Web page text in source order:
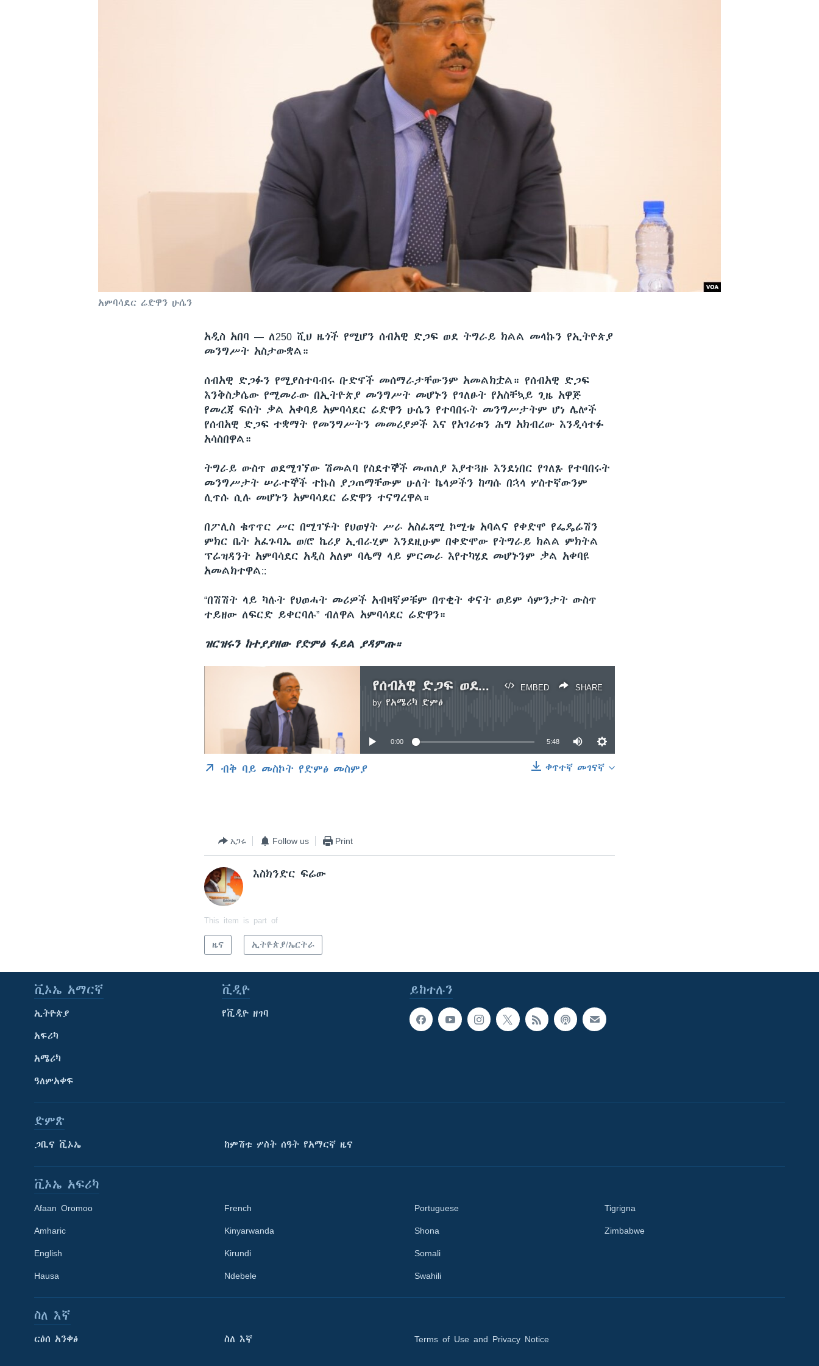
Learning English
ቋንቋዎች
አምባሳደር ሬድዋን ሁሴን
አዲስ አበባ — ለ250 ሺህ ዜጎች የሚሆን ሰብአዊ ድጋፍ ወደ ትግራይ ክልል መላኩን የኢትዮጵያ
መንግሥት አስታውቋል።
ሰብአዊ ድጋፉን የሚያስተባብሩ ቡድኖች መሰማራታቸውንም አመልክቷል። የሰብአዊ ድጋፍ
እንቅስቃሴው የሚመራው በኢትዮጵያ መንግሥት መሆኑን የገለፁት የአስቸኳይ ጊዜ አዋጅ
የመረጃ ፍሰት ቃል አቀባይ አምባሳደር ሬድዋን ሁሴን የተባበሩት መንግሥታትም ሆነ ሌሎች
የሰብአዊ ድጋፍ ተቋማት የመንግሥትን መመሪያዎች እና የአገሪቱን ሕግ አክብረው እንዲሳተፉ
አሳስበዋል።
ትግራይ ውስጥ ወደሚገኘው ሽመልባ የስደተኞች መጠለያ እያተጓዙ እንደነበር የገለጹ የተባበሩት
መንግሥታት ሠራተኞች ተኩስ ያጋጠማቸውም ሁለት ኬላዎችን ከጣሱ በኋላ ሦስተኛውንም
ሊጥሱ ሲሉ መሆኑን አምባሳደር ሬድዋን ተናግረዋል።
በፖሊስ ቁጥጥር ሥር በሚገኙት የህወሃት ሥራ አስፈጻሚ ኮሚቴ አባልና የቀድሞ የፌዴሬሽን
ምክር ቤት አፈጉባኤ ወ/ሮ ኬሪያ ኢብራሂም እንደዚሁም በቀድሞው የትግራይ ክልል ምክትል
ፕሬዝዳንት አምባሳደር አዲስ አለም ባሌማ ላይ ምርመራ እየተካሄደ መሆኑንም ቃል አቀባዩ
አመልክተዋል::
“በሽሽት ላይ ካሉት የህወሓት መሪዎች አብዛኛዎቹም በጥቂት ቀናት ወይም ሳምንታት ውስጥ
ተይዘው ለፍርድ ይቀርባሉ” ብለዋል አምባሳደር ሬድዋን።
ዝርዝሩን ከተያያዘው የድምፅ ፋይል ያዳምጡ።
EMBED SHARE
የሰብአዊ ድጋፍ ወደ ትግራይ ክልል መላኩን የኢትዮጵያ መንግሥት አስታወቀ
by የአሜሪካ ድምፅ
No media source currently available
0:00 5:48
ቀጥተኛ መገናኛ
ብቅ ባይ መስኮት የድምፅ መስምያ
አጋሩ Follow us Print
እስክንድር ፍሬው
This item is part of
ዜና ኢትዮጵያ/ኤርትራ
ይከተሉን
ቪኦኤ አማርኛ
ኢትዮጵያ
አፍሪካ
አሜሪካ
ዓለምአቀፍ
ቪዲዮ
የቪዲዮ ዘገባ
ድምጽ
ጋቢና ቪኦኤ ከምሽቱ ሦስት ሰዓት የአማርኛ ዜና
ቪኦኤ አፍሪካ
Afaan Oromoo
Amharic
English
Hausa
French
Kinyarwanda
Kirundi
Ndebele
Portuguese
Shona
Somali
Swahili
Tigrigna
Zimbabwe
ስለ እኛ
ርዕሰ አንቀፅ ስለ እኛ Terms of Use and Privacy Notice